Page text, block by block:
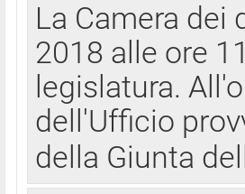
La Camera dei
2018 alle ore
legislatura.
dell'Ufficio
della Giunta